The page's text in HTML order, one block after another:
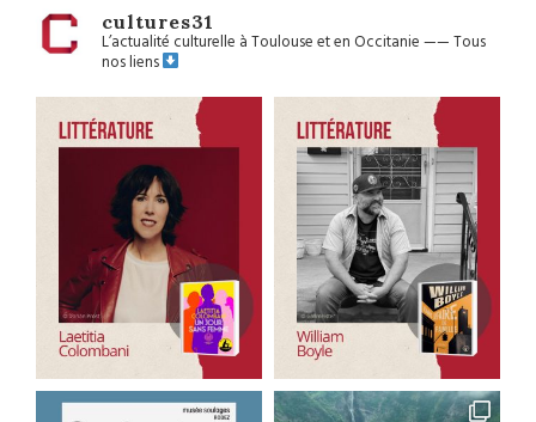
cultures31
L’actualité culturelle à Toulouse et en Occitanie——Tous
nos liens